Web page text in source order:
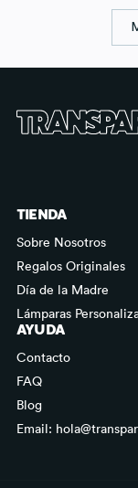
TIENDA
Sobre Nosotros
Regalos Originales
Día de la Madre
Lámparas
AYUDA
Contacto
FAQ
Blog
Email: